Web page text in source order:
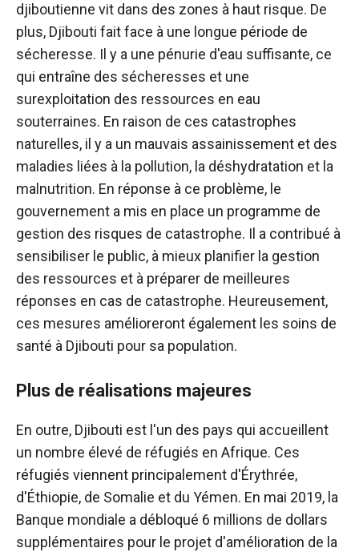
djiboutienne vit dans des zones à haut risque. De
plus, Djibouti fait face à une longue période de
sécheresse. Il y a une pénurie d'eau suffisante, ce
qui entraîne des sécheresses et une
surexploitation des ressources en eau
souterraines. En raison de ces catastrophes
naturelles, il y a un mauvais assainissement et des
maladies liées à la pollution, la déshydratation et la
malnutrition. En réponse à ce problème, le
gouvernement a mis en place un programme de
gestion des risques de catastrophe. Il a contribué à
sensibiliser le public, à mieux planifier la gestion
des ressources et à préparer de meilleures
réponses en cas de catastrophe. Heureusement,
ces mesures amélioreront également les soins de
santé à Djibouti pour sa population.
Plus de réalisations majeures
En outre, Djibouti est l'un des pays qui accueillent
un nombre élevé de réfugiés en Afrique. Ces
réfugiés viennent principalement d'Érythrée,
d'Éthiopie, de Somalie et du Yémen. En mai 2019, la
Banque mondiale a débloqué 6 millions de dollars
supplémentaires pour le projet d'amélioration de la